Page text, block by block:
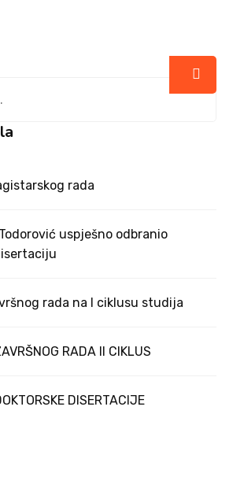
rada
uspješno odbranio
rada na I ciklusu studija
RADA II CIKLUS
DISERTACIJE